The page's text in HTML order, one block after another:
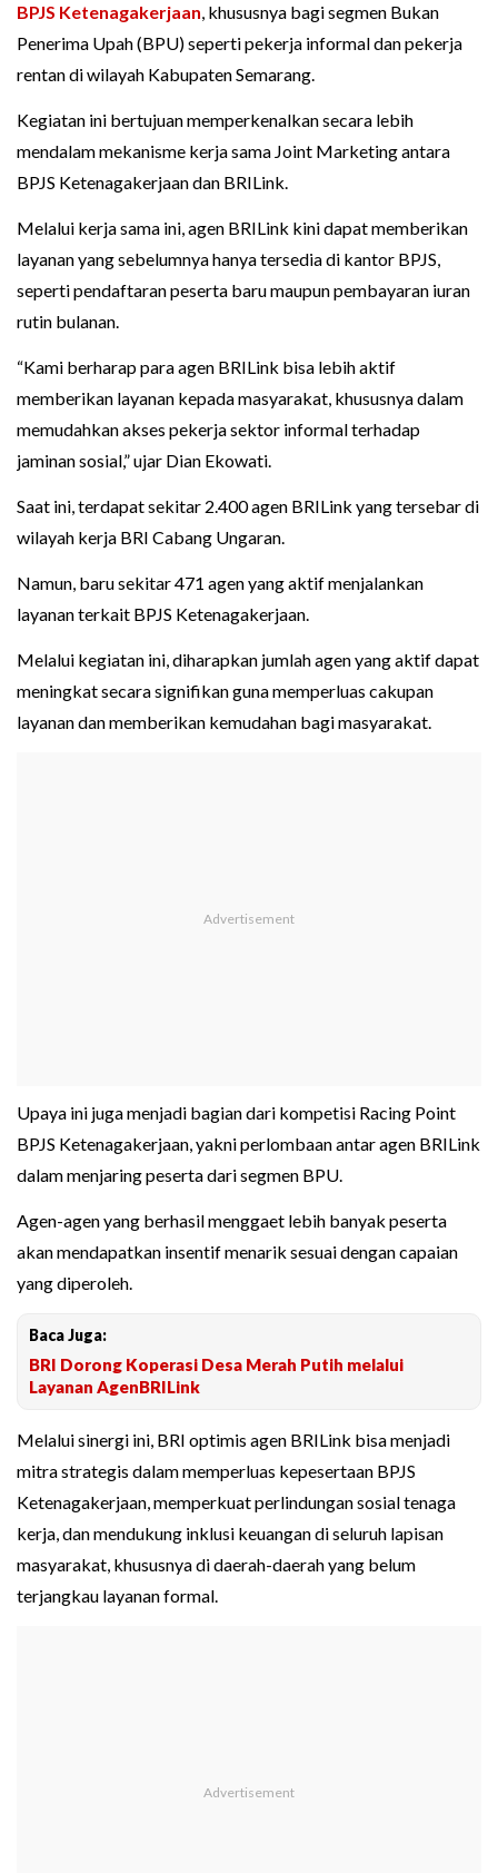
BPJS Ketenagakerjaan, khususnya bagi segmen Bukan
Penerima Upah (BPU) seperti pekerja informal dan pekerja
rentan di wilayah Kabupaten Semarang.
Kegiatan ini bertujuan memperkenalkan secara lebih
mendalam mekanisme kerja sama Joint Marketing antara
BPJS Ketenagakerjaan dan BRILink.
Melalui kerja sama ini, agen BRILink kini dapat memberikan
layanan yang sebelumnya hanya tersedia di kantor BPJS,
seperti pendaftaran peserta baru maupun pembayaran iuran
rutin bulanan.
“Kami berharap para agen BRILink bisa lebih aktif
memberikan layanan kepada masyarakat, khususnya dalam
memudahkan akses pekerja sektor informal terhadap
jaminan sosial,” ujar Dian Ekowati.
Saat ini, terdapat sekitar 2.400 agen BRILink yang tersebar di
wilayah kerja BRI Cabang Ungaran.
Namun, baru sekitar 471 agen yang aktif menjalankan
layanan terkait BPJS Ketenagakerjaan.
Melalui kegiatan ini, diharapkan jumlah agen yang aktif dapat
meningkat secara signifikan guna memperluas cakupan
layanan dan memberikan kemudahan bagi masyarakat.
Upaya ini juga menjadi bagian dari kompetisi Racing Point
BPJS Ketenagakerjaan, yakni perlombaan antar agen BRILink
dalam menjaring peserta dari segmen BPU.
Agen-agen yang berhasil menggaet lebih banyak peserta
akan mendapatkan insentif menarik sesuai dengan capaian
yang diperoleh.
Baca Juga:
BRI Dorong Koperasi Desa Merah Putih melalui
Layanan AgenBRILink
Melalui sinergi ini, BRI optimis agen BRILink bisa menjadi
mitra strategis dalam memperluas kepesertaan BPJS
Ketenagakerjaan, memperkuat perlindungan sosial tenaga
kerja, dan mendukung inklusi keuangan di seluruh lapisan
masyarakat, khususnya di daerah-daerah yang belum
terjangkau layanan formal.